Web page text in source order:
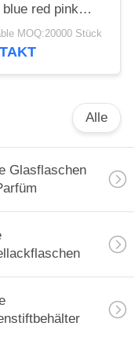
red pink
cap plastic and
MOQ:20000 Stück
Alle
Glasflaschen